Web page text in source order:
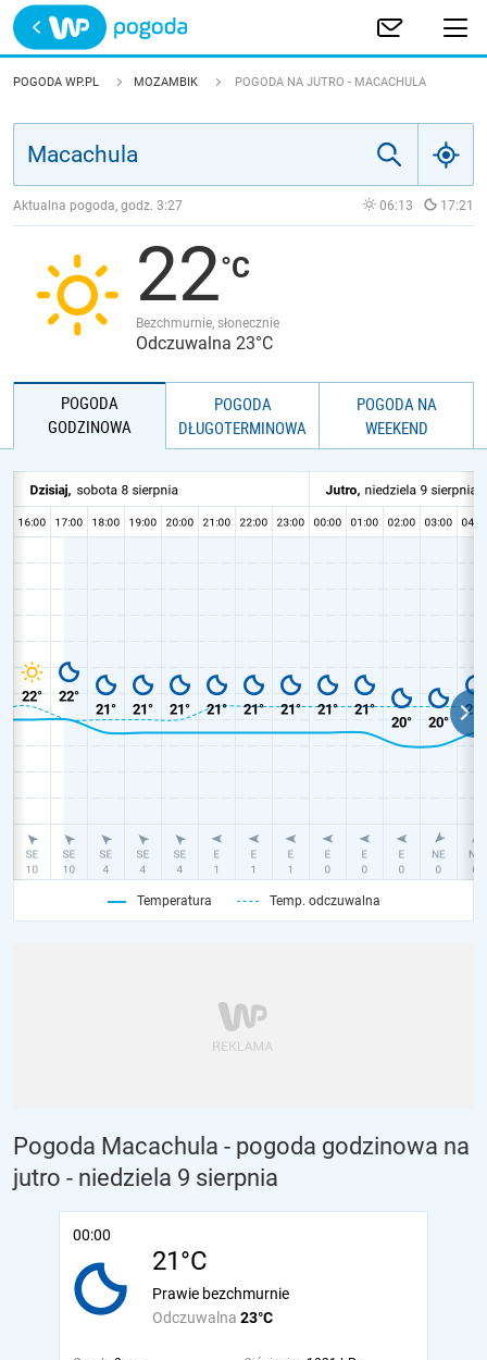
Trwa ładowanie
POLSKA
JAKOŚĆ POWIETRZA
POGODA WP.PL MOZAMBIK POGODA NA JUTRO - MACACHULA
Aktualna pogoda, godz. 3:27 06:13 17:21
22
Bezchmurnie, słonecznie
Odczuwalna 23°C
POGODA
GODZINOWA
POGODA
DŁUGOTERMINOWA
POGODA NA
WEEKEND
Temperatura Temp. odczuwalna
Pogoda Macachula - pogoda godzinowa na
jutro - niedziela 9 sierpnia
00:00
21°C
Odczuwalna 23°C
Prawie bezchmurnie